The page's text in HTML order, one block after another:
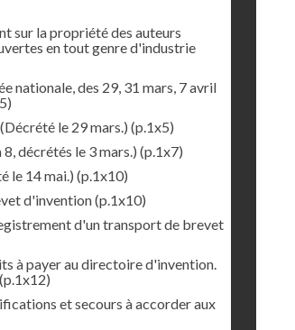
sur la propriété des auteurs
en tout genre d'industrie
nationale, des 29, 31 mars, 7 avril
le 29 mars.) (p.1x5)
décrétés le 3 mars.) (p.1x7)
le 14 mai.) (p.1x10)
d'invention(p.1x10)
d'un transport de brevet
à payer au directoire d'invention.
(p.1x12)
et secours à accorder aux